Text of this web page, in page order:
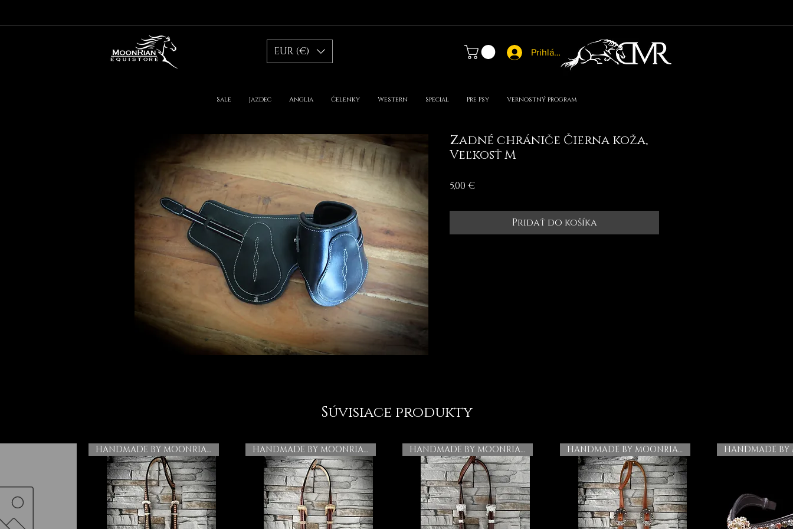
EUR (€) Prihlásiť sa
Sale Jazdec Anglia Čelenky Western Special Pre Psy Vernostný program
Zadné chrániče Čierna koža,
Veľkosť M
5,00 €Price
Pridať do košíka
Súvisiace produkty
HANDMADE BY MOONRIAN HANDMADE BY MOONRIAN HANDMADE BY MOONRIAN HANDMADE BY MOONRIAN